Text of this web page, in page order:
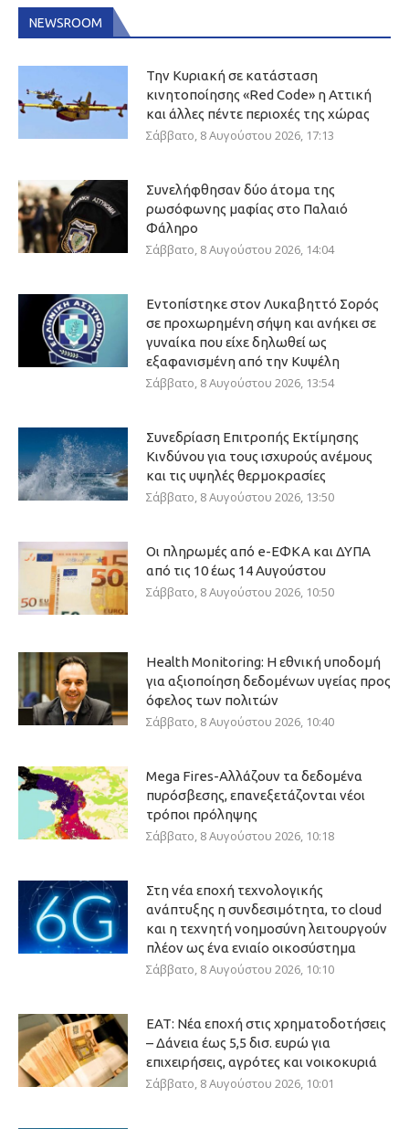
NEWSROOM
Την Κυριακή σε κατάσταση
κινητοποίησης «Red Code» η Αττική
και άλλες πέντε περιοχές της χώρας
Σάββατο, 8 Αυγούστου 2026, 17:13
Συνελήφθησαν δύο άτομα της
ρωσόφωνης μαφίας στο Παλαιό
Φάληρο
Σάββατο, 8 Αυγούστου 2026, 14:04
Εντοπίστηκε στον Λυκαβηττό Σορός
σε προχωρημένη σήψη και ανήκει σε
γυναίκα που είχε δηλωθεί ως
εξαφανισμένη από την Κυψέλη
Σάββατο, 8 Αυγούστου 2026, 13:54
Συνεδρίαση Επιτροπής Εκτίμησης
Κινδύνου για τους ισχυρούς ανέμους
και τις υψηλές θερμοκρασίες
Σάββατο, 8 Αυγούστου 2026, 13:50
Οι πληρωμές από e-ΕΦΚΑ και ΔΥΠΑ
από τις 10 έως 14 Αυγούστου
Σάββατο, 8 Αυγούστου 2026, 10:50
Health Monitoring: Η εθνική υποδομή
για αξιοποίηση δεδομένων υγείας προς
όφελος των πολιτών
Σάββατο, 8 Αυγούστου 2026, 10:40
Mega Fires-Αλλάζουν τα δεδομένα
πυρόσβεσης, επανεξετάζονται νέοι
τρόποι πρόληψης
Σάββατο, 8 Αυγούστου 2026, 10:18
Στη νέα εποχή τεχνολογικής
ανάπτυξης η συνδεσιμότητα, το cloud
και η τεχνητή νοημοσύνη λειτουργούν
πλέον ως ένα ενιαίο οικοσύστημα
Σάββατο, 8 Αυγούστου 2026, 10:10
ΕΑΤ: Νέα εποχή στις χρηματοδοτήσεις
– Δάνεια έως 5,5 δισ. ευρώ για
επιχειρήσεις, αγρότες και νοικοκυριά
Σάββατο, 8 Αυγούστου 2026, 10:01